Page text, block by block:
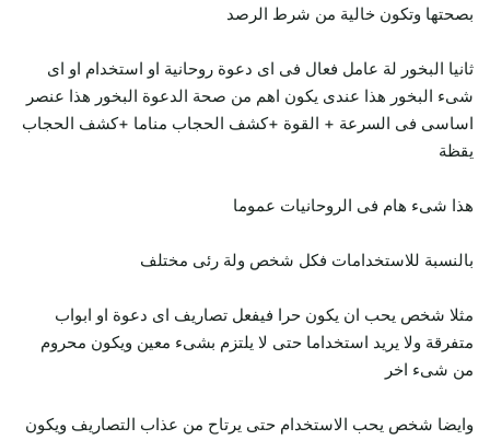
بصحتها وتكون خالية من شرط الرصد
ثانيا البخور لة عامل فعال فى اى دعوة روحانية او استخدام او اى
شىء البخور هذا عندى يكون اهم من صحة الدعوة البخور هذا عنصر
اساسى فى السرعة + القوة +كشف الحجاب مناما +كشف الحجاب
يقظة
هذا شىء هام فى الروحانيات عموما
بالنسبة للاستخدامات فكل شخص ولة رئى مختلف
مثلا شخص يحب ان يكون حرا فيفعل تصاريف اى دعوة او ابواب
متفرقة ولا يريد استخداما حتى لا يلتزم بشىء معين ويكون محروم
من شىء اخر
وايضا شخص يحب الاستخدام حتى يرتاح من عذاب التصاريف ويكون